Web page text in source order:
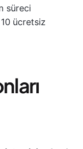
süreci
ücretsiz